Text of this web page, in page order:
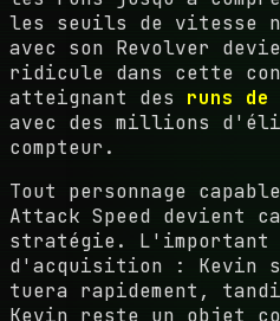
les seuils de vitesse
avec son Revolver
ridicule dans cette
atteignant des runs de
avec des millions
compteur.
Tout personnage
Attack Speed devient
stratégie. L'important
d'acquisition : Kevin
tuera rapidement,